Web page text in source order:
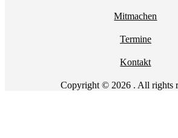
Mitmachen
Termine
Kontakt
Copyright © 2026 . All rights